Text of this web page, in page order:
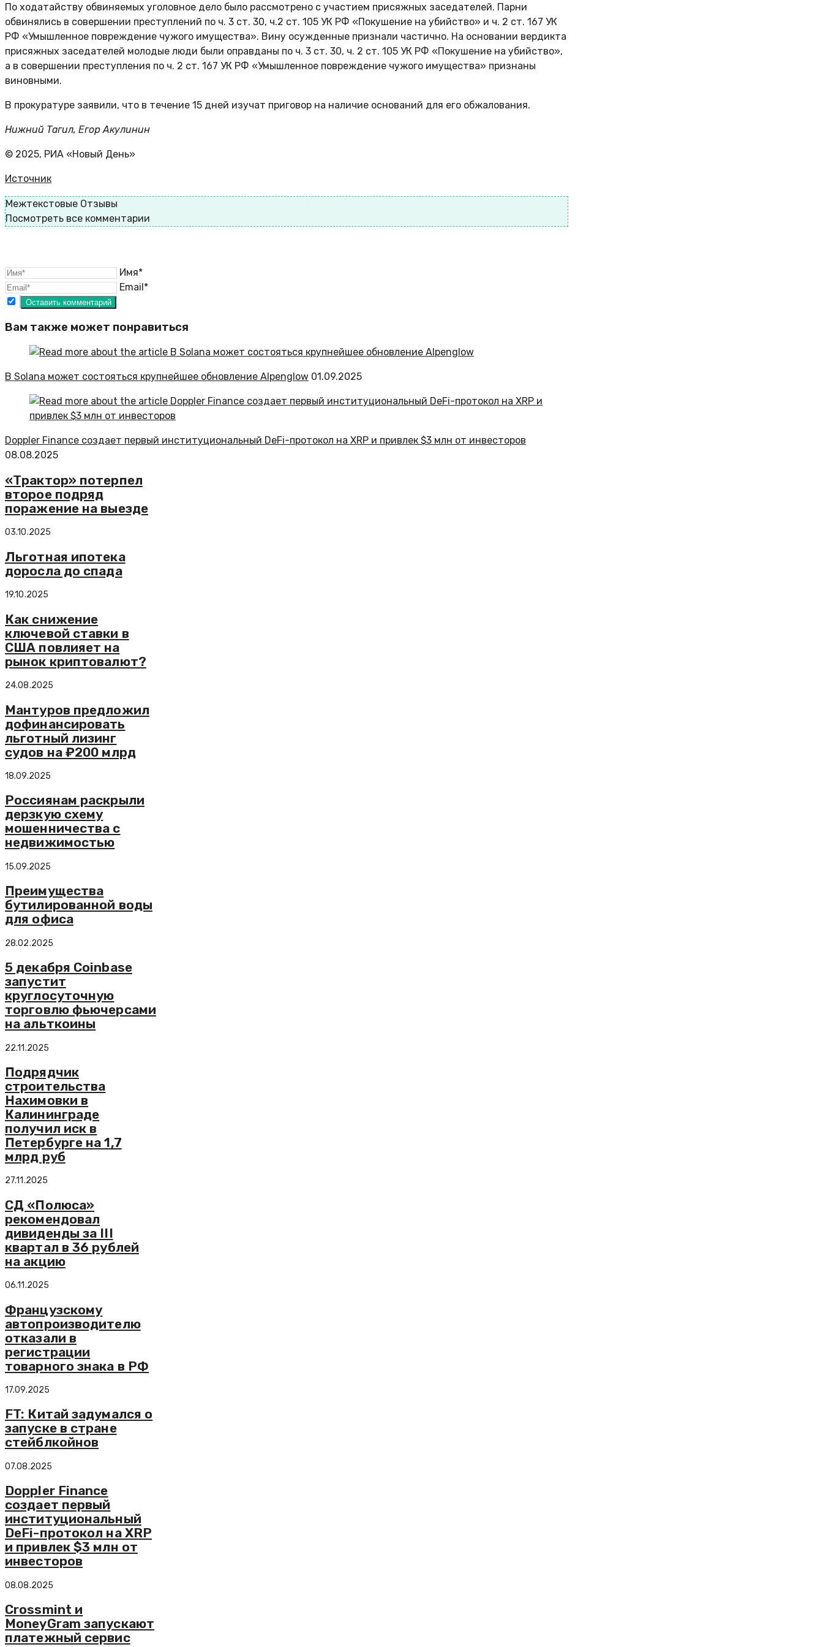
По ходатайству обвиняемых уголовное дело было рассмотрено с участием присяжных заседателей. Парни
обвинялись в совершении преступлений по ч. 3 ст. 30, ч.2 ст. 105 УК РФ «Покушение на убийство» и ч. 2 ст. 167 УК
РФ «Умышленное повреждение чужого имущества». Вину осужденные признали частично. На основании вердикта
присяжных заседателей молодые люди были оправданы по ч. 3 ст. 30, ч. 2 ст. 105 УК РФ «Покушение на убийство»,
а в совершении преступления по ч. 2 ст. 167 УК РФ «Умышленное повреждение чужого имущества» признаны
виновными.
В прокуратуре заявили, что в течение 15 дней изучат приговор на наличие оснований для его обжалования.
Нижний Тагил, Егор Акулинин
© 2025, РИА «Новый День»
Источник
Межтекстовые Отзывы
Посмотреть все комментарии
Имя*
Email*
Вам также может понравиться
В Solana может состояться крупнейшее обновление Alpenglow 01.09.2025
Doppler Finance создает первый институциональный DeFi-протокол на XRP и привлек $3 млн от инвесторов
08.08.2025
«Трактор» потерпел
второе подряд
поражение на выезде
03.10.2025
Льготная ипотека
доросла до спада
19.10.2025
Как снижение
ключевой ставки в
США повлияет на
рынок криптовалют?
24.08.2025
Мантуров предложил
дофинансировать
льготный лизинг
судов на ₽200 млрд
18.09.2025
Россиянам раскрыли
дерзкую схему
мошенничества с
недвижимостью
15.09.2025
Преимущества
бутилированной воды
для офиса
28.02.2025
5 декабря Coinbase
запустит
круглосуточную
торговлю фьючерсами
на альткоины
22.11.2025
Подрядчик
строительства
Нахимовки в
Калининграде
получил иск в
Петербурге на 1,7
млрд руб
27.11.2025
СД «Полюса»
рекомендовал
дивиденды за III
квартал в 36 рублей
на акцию
06.11.2025
Французскому
автопроизводителю
отказали в
регистрации
товарного знака в РФ
17.09.2025
FT: Китай задумался о
запуске в стране
стейблкойнов
07.08.2025
Doppler Finance
создает первый
институциональный
DeFi-протокол на XRP
и привлек $3 млн от
инвесторов
08.08.2025
Crossmint и
MoneyGram запускают
платежный сервис